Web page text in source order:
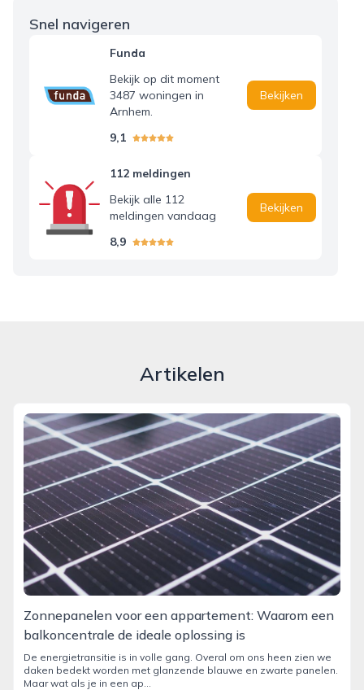
Snel navigeren
Funda
Bekijk op dit moment
3487 woningen in
Arnhem.
9,1
Bekijken
112 meldingen
Bekijk alle 112
meldingen vandaag
8,9
Bekijken
Artikelen
Zonnepanelen voor een appartement: Waarom een
balkoncentrale de ideale oplossing is
De energietransitie is in volle gang. Overal om ons heen zien we
daken bedekt worden met glanzende blauwe en zwarte panelen.
Maar wat als je in een ap...